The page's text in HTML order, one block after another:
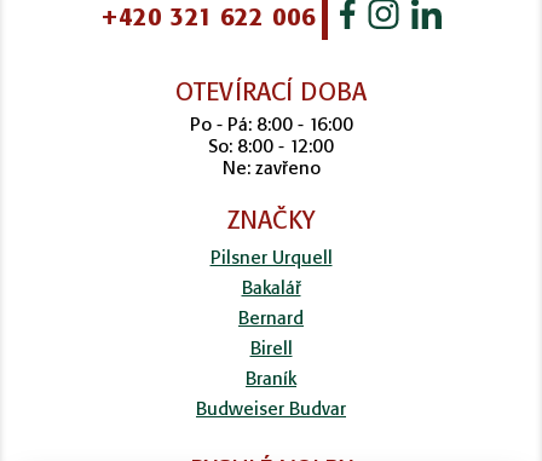
+420 321 622 006
OTEVÍRACÍ DOBA
Po - Pá: 8:00 - 16:00
So: 8:00 - 12:00
Ne: zavřeno
ZNAČKY
Pilsner Urquell
Bakalář
Bernard
Birell
Braník
Budweiser Budvar